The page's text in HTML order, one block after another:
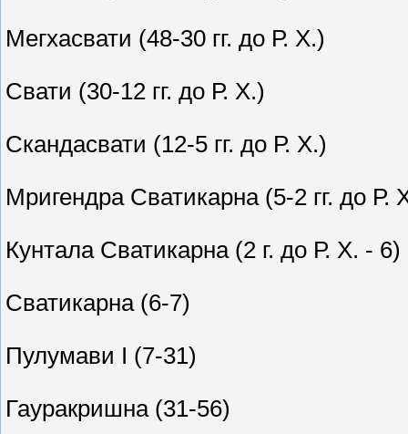
Мегхасвати (48-30 гг. до Р. Х.)
Свати (30-12 гг. до Р. Х.)
Скандасвати (12-5 гг. до Р. Х.)
Мригендра Сватикарна (5-2 гг. до Р.
Кунтала Сватикарна (2 г. до Р. Х. - 6)
Сватикарна (6-7)
Пулумави I (7-31)
Гауракришна (31-56)